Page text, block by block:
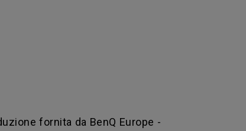
fornita da BenQ Europe -